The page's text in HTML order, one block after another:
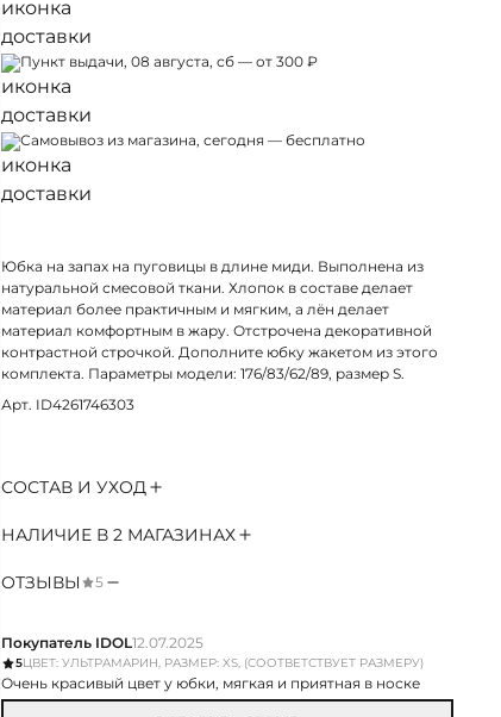
Пункт выдачи, 08 августа, сб — от 300 ₽
Самовывоз из магазина, сегодня — бесплатно
Юбка на запах на пуговицы в длине миди. Выполнена из
натуральной смесовой ткани. Хлопок в составе делает
материал более практичным и мягким, а лён делает
материал комфортным в жару. Отстрочена декоративной
контрастной строчкой. Дополните юбку жакетом из этого
комплекта. Параметры модели: 176/83/62/89, размер S.
Арт. ID4261746303
СОСТАВ И УХОД
НАЛИЧИЕ В 2 МАГАЗИНАХ
ОТЗЫВЫ 5
Покупатель IDOL12.07.2025
5ЦВЕТ: УЛЬТРАМАРИН, РАЗМЕР: XS, (СООТВЕТСТВУЕТ РАЗМЕРУ)
Очень красивый цвет у юбки, мягкая и приятная в носке